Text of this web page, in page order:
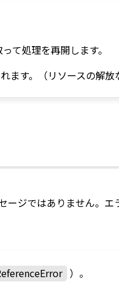
て処理を再開します。
ます。（リソースの解放
ージではありません。
）。